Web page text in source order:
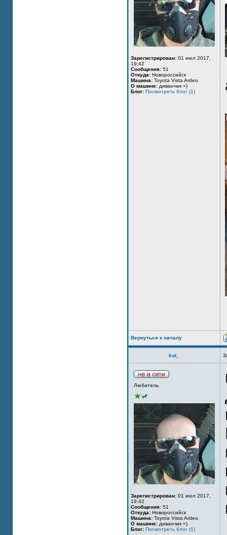
Зарегистрирован: 01 июл 2017,
19:42
Сообщения: 51
Откуда: Новороссийск
Машина: Toyota Vista Ardeo
О машине: диванчик =)
Блог: Посмотреть блог (1)
Вернуться к началу
kot_
Любитель
Зарегистрирован: 01 июл 2017,
19:42
Сообщения: 51
Откуда: Новороссийск
Машина: Toyota Vista Ardeo
О машине: диванчик =)
Блог: Посмотреть блог (1)